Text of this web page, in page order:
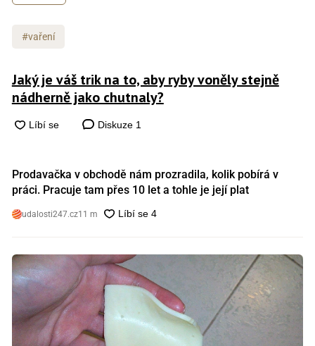
#vaření
Jaký je váš trik na to, aby ryby voněly stejně
nádherně jako chutnaly?
Diskuze 1
Prodavačka v obchodě nám prozradila, kolik pobírá v
práci. Pracuje tam přes 10 let a tohle je její plat
udalosti247.cz11 m